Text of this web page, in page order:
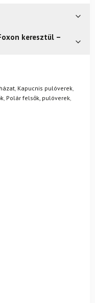
keresztül –
– a terméket
indoklás nélkül.
Kapucnis pulóverek
Polár felsők, pulóverek